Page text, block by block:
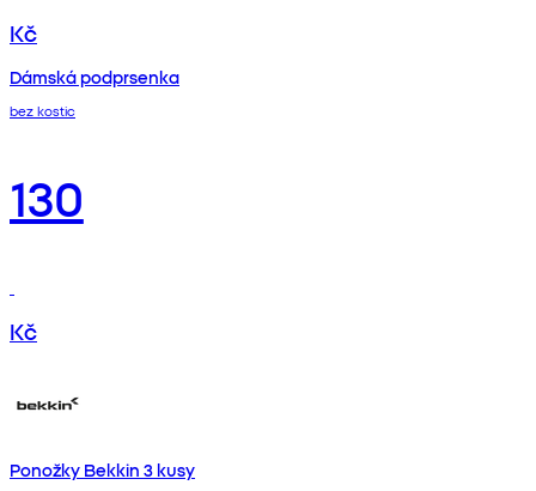
Kč
Dámská podprsenka
bez kostic
130
Kč
Ponožky Bekkin 3 kusy